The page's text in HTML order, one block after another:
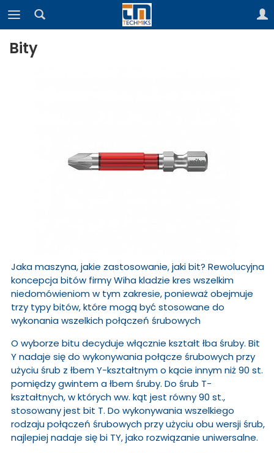
Bity
Jaka maszyna, jakie zastosowanie, jaki bit? Rewolucyjna
koncepcja bitów firmy Wiha kladzie kres wszelkim
niedomówieniom w tym zakresie, ponieważ obejmuje
trzy typy bitów, które mogą być stosowane do
wykonania wszelkich połączeń śrubowych
O wyborze bitu decyduje włącznie kształt łba śruby. Bit
Y nadaje się do wykonywania połącze śrubowych przy
użyciu śrub z łbem Y-kształtnym o kącie innym niż 90 st.
pomiędzy gwintem a łbem śruby. Do śrub T-
kształtnych, w których ww. kąt jest równy 90 st.,
stosowany jest bit T. Do wykonywania wszelkiego
rodzaju połączeń śrubowych przy użyciu obu wersji śrub,
najlepiej nadaje się bi TY, jako rozwiązanie uniwersalne.